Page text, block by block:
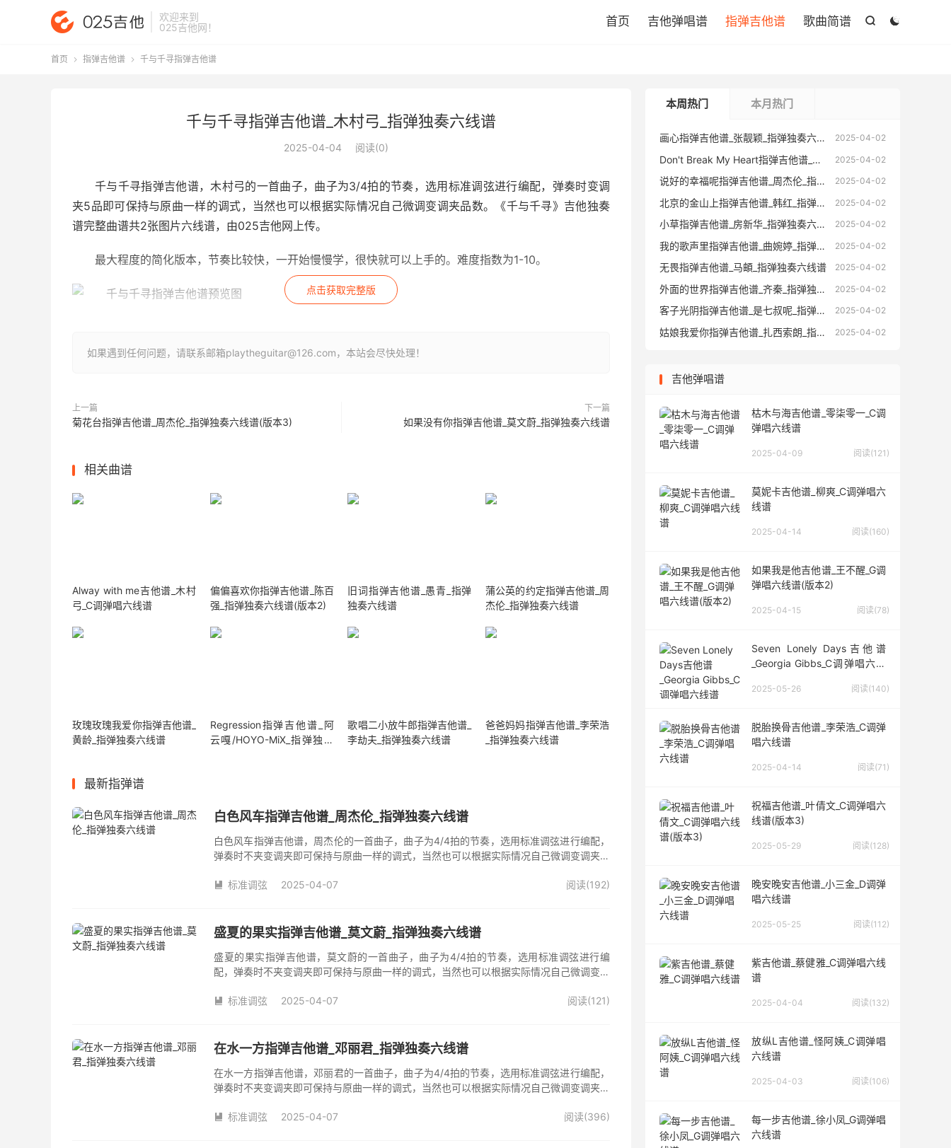
欢迎来到
025吉他网 ！ 

首页 吉他弹唱谱 指弹吉他谱 歌曲简谱
首页  指弹吉他谱  千与千寻指弹吉他谱
千与千寻指弹吉他谱_木村弓_指弹独奏六线谱
2025-04-04 阅读(0)
千与千寻指弹吉他谱，木村弓的一首曲子，曲子为3/4拍的节奏，选用标准调弦进行编配，弹奏时变调
夹5品即可保持与原曲一样的调式，当然也可以根据实际情况自己微调变调夹品数。《千与千寻》吉他独奏
谱完整曲谱共2张图片六线谱，由025吉他网上传。
最大程度的简化版本，节奏比较快，一开始慢慢学，很快就可以上手的。难度指数为1-10。
点击获取完整版
如果遇到任何问题，请联系邮箱playtheguitar@126.com，本站会尽快处理！
上一篇
菊花台指弹吉他谱_周杰伦_指弹独奏六线谱(版本3)
下一篇
如果没有你指弹吉他谱_莫文蔚_指弹独奏六线谱
相关曲谱
Alway with me吉他谱_木村
弓_C调弹唱六线谱
偏偏喜欢你指弹吉他谱_陈百
强_指弹独奏六线谱(版本2)
旧词指弹吉他谱_愚青_指弹
独奏六线谱
蒲公英的约定指弹吉他谱_周
杰伦_指弹独奏六线谱
玫瑰玫瑰我爱你指弹吉他谱_
黄龄_指弹独奏六线谱
Regression指弹吉他谱_阿
云嘎/HOYO-MiX_指弹独奏
歌唱二小放牛郎指弹吉他谱_
李劫夫_指弹独奏六线谱
爸爸妈妈指弹吉他谱_李荣浩
_指弹独奏六线谱
最新指弹谱
白色风车指弹吉他谱_周杰伦_指弹独奏六线谱
白色风车指弹吉他谱，周杰伦的一首曲子，曲子为4/4拍的节奏，选用标准调弦进行编配，
弹奏时不夹变调夹即可保持与原曲一样的调式，当然也可以根据实际情况自己微调变调夹品
 标准调弦 2025-04-07 阅读(192)
盛夏的果实指弹吉他谱_莫文蔚_指弹独奏六线谱
盛夏的果实指弹吉他谱，莫文蔚的一首曲子，曲子为4/4拍的节奏，选用标准调弦进行编
配，弹奏时不夹变调夹即可保持与原曲一样的调式，当然也可以根据实际情况自己微调变调
 标准调弦 2025-04-07 阅读(121)
在水一方指弹吉他谱_邓丽君_指弹独奏六线谱
在水一方指弹吉他谱，邓丽君的一首曲子，曲子为4/4拍的节奏，选用标准调弦进行编配，
弹奏时不夹变调夹即可保持与原曲一样的调式，当然也可以根据实际情况自己微调变调夹品
 标准调弦 2025-04-07 阅读(396)
本周热门 本月热门
2025-04-02
画心指弹吉他谱_张靓颖_指弹独奏六线谱
2025-04-02
Don't Break My Heart指弹吉他谱_窦唯_指弹独奏六线谱
2025-04-02
说好的幸福呢指弹吉他谱_周杰伦_指弹独奏六线谱
2025-04-02
北京的金山上指弹吉他谱_韩红_指弹独奏六线谱
2025-04-02
小草指弹吉他谱_房新华_指弹独奏六线谱(版本2)
2025-04-02
我的歌声里指弹吉他谱_曲婉婷_指弹独奏六线谱
2025-04-02
无畏指弹吉他谱_马頔_指弹独奏六线谱
2025-04-02
外面的世界指弹吉他谱_齐秦_指弹独奏六线谱
2025-04-02
客子光阴指弹吉他谱_是七叔呢_指弹独奏六线谱
2025-04-02
姑娘我爱你指弹吉他谱_扎西索朗_指弹独奏六线谱
吉他弹唱谱
枯木与海吉他谱_零柒零一_C调
弹唱六线谱
2025-04-09 阅读(121)
莫妮卡吉他谱_柳爽_C调弹唱六
线谱
2025-04-14 阅读(160)
如果我是他吉他谱_王不醒_G调
弹唱六线谱(版本2)
2025-04-15 阅读(78)
Seven Lonely Days吉他谱
_Georgia Gibbs_C调弹唱六线
2025-05-26 阅读(140)
脱胎换骨吉他谱_李荣浩_C调弹
唱六线谱
2025-04-14 阅读(71)
祝福吉他谱_叶倩文_C调弹唱六
线谱(版本3)
2025-05-29 阅读(128)
晚安晚安吉他谱_小三金_D调弹
唱六线谱
2025-05-25 阅读(112)
紫吉他谱_蔡健雅_C调弹唱六线
谱
2025-04-04 阅读(132)
放纵L吉他谱_怪阿姨_C调弹唱
六线谱
2025-04-03 阅读(106)
每一步吉他谱_徐小凤_G调弹唱
六线谱